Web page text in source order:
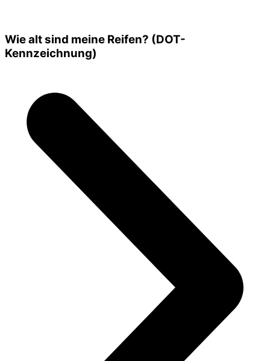
Wie alt sind meine Reifen? (DOT-
Kennzeichnung)